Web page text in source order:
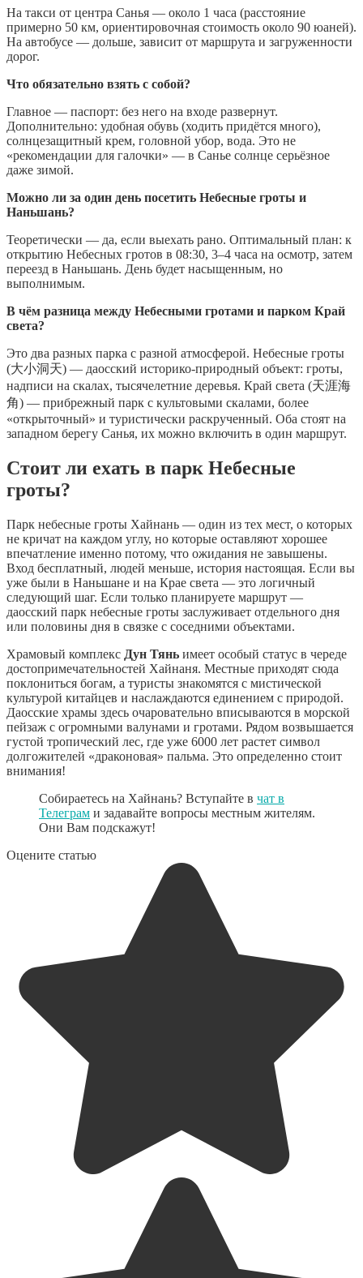
На такси от центра Санья — около 1 часа (расстояние
примерно 50 км, ориентировочная стоимость около 90 юаней).
На автобусе — дольше, зависит от маршрута и загруженности
дорог.
Что обязательно взять с собой?
Главное — паспорт: без него на входе развернут.
Дополнительно: удобная обувь (ходить придётся много),
солнцезащитный крем, головной убор, вода. Это не
«рекомендации для галочки» — в Санье солнце серьёзное
даже зимой.
Можно ли за один день посетить Небесные гроты и
Наньшань?
Теоретически — да, если выехать рано. Оптимальный план: к
открытию Небесных гротов в 08:30, 3–4 часа на осмотр, затем
переезд в Наньшань. День будет насыщенным, но
выполнимым.
В чём разница между Небесными гротами и парком Край
света?
Это два разных парка с разной атмосферой. Небесные гроты
(大小洞天) — даосский историко-природный объект: гроты,
надписи на скалах, тысячелетние деревья. Край света (天涯海
角) — прибрежный парк с культовыми скалами, более
«открыточный» и туристически раскрученный. Оба стоят на
западном берегу Санья, их можно включить в один маршрут.
Стоит ли ехать в парк Небесные
гроты?
Парк небесные гроты Хайнань — один из тех мест, о которых
не кричат на каждом углу, но которые оставляют хорошее
впечатление именно потому, что ожидания не завышены.
Вход бесплатный, людей меньше, история настоящая. Если вы
уже были в Наньшане и на Крае света — это логичный
следующий шаг. Если только планируете маршрут —
даосский парк небесные гроты заслуживает отдельного дня
или половины дня в связке с соседними объектами.
Храмовый комплекс Дун Тянь имеет особый статус в череде
достопримечательностей Хайнаня. Местные приходят сюда
поклониться богам, а туристы знакомятся с мистической
культурой китайцев и наслаждаются единением с природой.
Даосские храмы здесь очаровательно вписываются в морской
пейзаж с огромными валунами и гротами. Рядом возвышается
густой тропический лес, где уже 6000 лет растет символ
долгожителей «драконовая» пальма. Это определенно стоит
внимания!
Собираетесь на Хайнань? Вступайте в чат в
Телеграм и задавайте вопросы местным жителям.
Они Вам подскажут!
Оцените статью